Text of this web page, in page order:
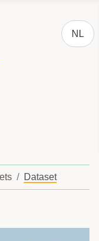
NL
Dataset